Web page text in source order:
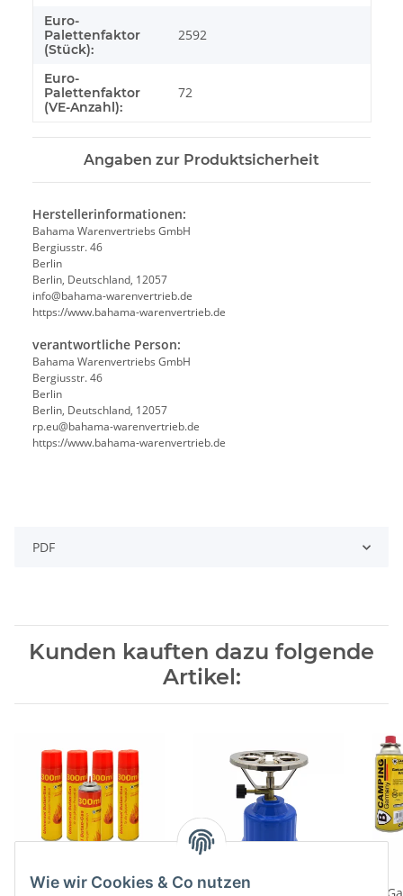
Wie wir Cookies & Co nutzen
Euro-
Palettenfaktor
(Stück):
2592
Euro-
Palettenfaktor
(VE-Anzahl):
72
Angaben zur Produktsicherheit
Herstellerinformationen:
Bahama Warenvertriebs GmbH
Bergiusstr. 46
Berlin
Berlin, Deutschland, 12057
ed.beirtrevneraw-amahab@ofni
https://www.bahama-warenvertrieb.de
verantwortliche Person:
Bahama Warenvertriebs GmbH
Bergiusstr. 46
Berlin
Berlin, Deutschland, 12057
ed.beirtrevneraw-amahab@ue.pr
https://www.bahama-warenvertrieb.de
PDF
Kunden kauften dazu folgende
Artikel: